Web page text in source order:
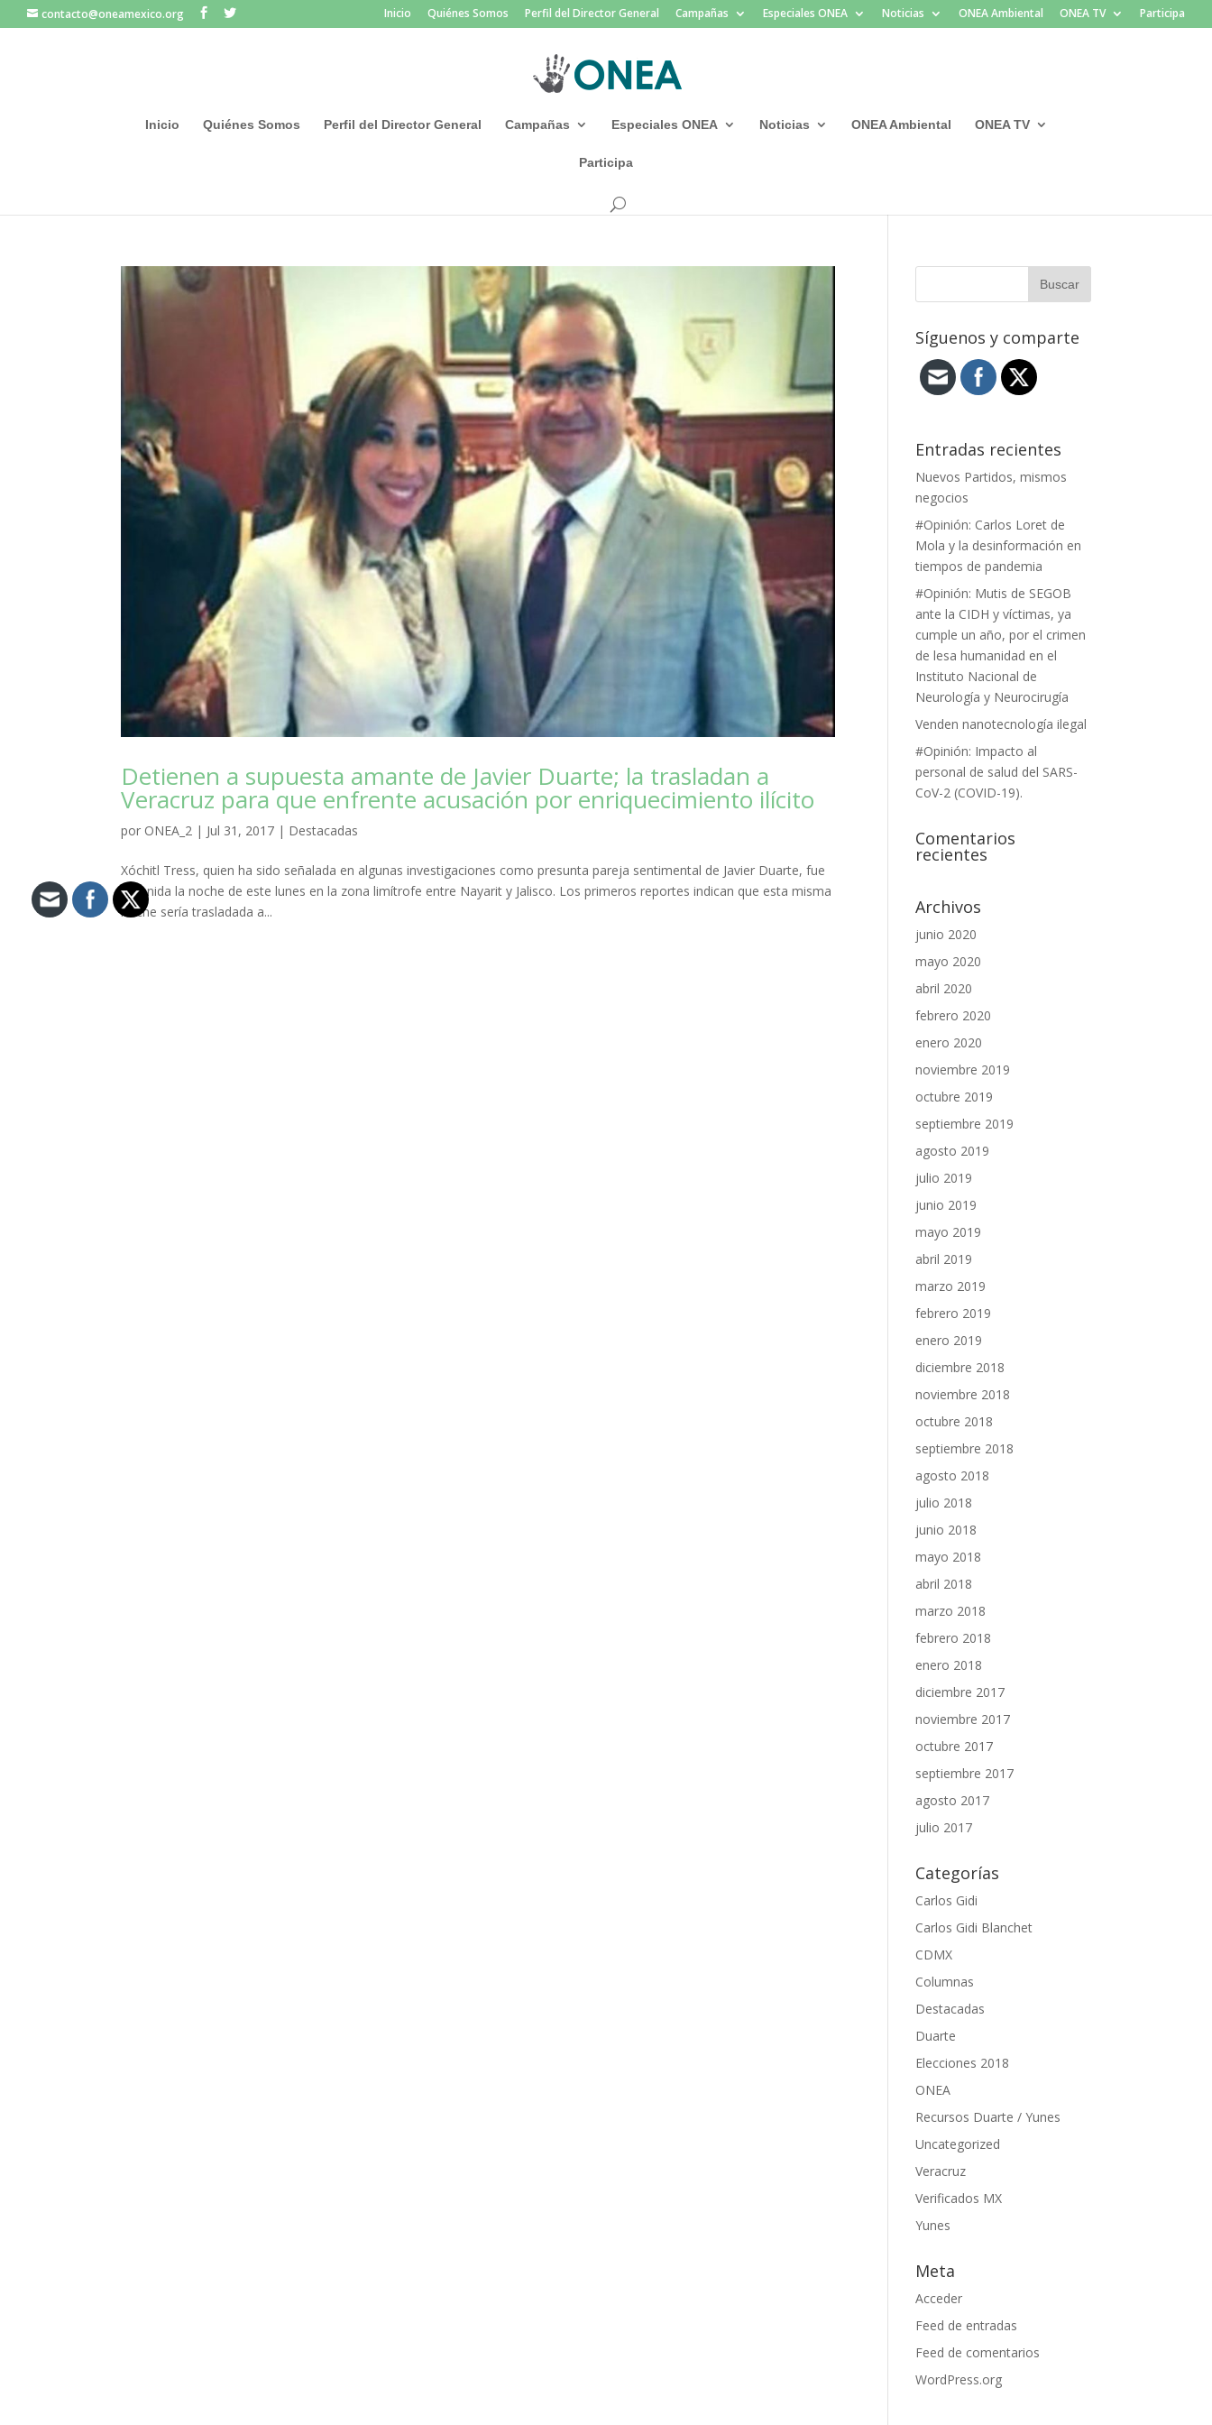
contacto@oneamexico.org Inicio Quiénes Somos Perfil del Director General Campañas Especiales ONEA Noticias ONEA Ambiental ONEA TV Participa
Inicio Quiénes Somos Perfil del Director General Campañas Especiales ONEA Noticias ONEA Ambiental ONEA TV
Participa
Detienen a supuesta amante de Javier Duarte; la trasladan a
Veracruz para que enfrente acusación por enriquecimiento ilícito
por ONEA_2 | Jul 31, 2017 | Destacadas
Xóchitl Tress, quien ha sido señalada en algunas investigaciones como presunta pareja sentimental de Javier Duarte, fue
detenida la noche de este lunes en la zona limítrofe entre Nayarit y Jalisco. Los primeros reportes indican que esta misma
noche sería trasladada a...
Síguenos y comparte
Entradas recientes
Nuevos Partidos, mismos
negocios
#Opinión: Carlos Loret de
Mola y la desinformación en
tiempos de pandemia
#Opinión: Mutis de SEGOB
ante la CIDH y víctimas, ya
cumple un año, por el crimen
de lesa humanidad en el
Instituto Nacional de
Neurología y Neurocirugía
Venden nanotecnología ilegal
#Opinión: Impacto al
personal de salud del SARS-
CoV-2 (COVID-19).
Comentarios
recientes
Archivos
junio 2020
mayo 2020
abril 2020
febrero 2020
enero 2020
noviembre 2019
octubre 2019
septiembre 2019
agosto 2019
julio 2019
junio 2019
mayo 2019
abril 2019
marzo 2019
febrero 2019
enero 2019
diciembre 2018
noviembre 2018
octubre 2018
septiembre 2018
agosto 2018
julio 2018
junio 2018
mayo 2018
abril 2018
marzo 2018
febrero 2018
enero 2018
diciembre 2017
noviembre 2017
octubre 2017
septiembre 2017
agosto 2017
julio 2017
Categorías
Carlos Gidi
Carlos Gidi Blanchet
CDMX
Columnas
Destacadas
Duarte
Elecciones 2018
ONEA
Recursos Duarte / Yunes
Uncategorized
Veracruz
Verificados MX
Yunes
Meta
Acceder
Feed de entradas
Feed de comentarios
WordPress.org